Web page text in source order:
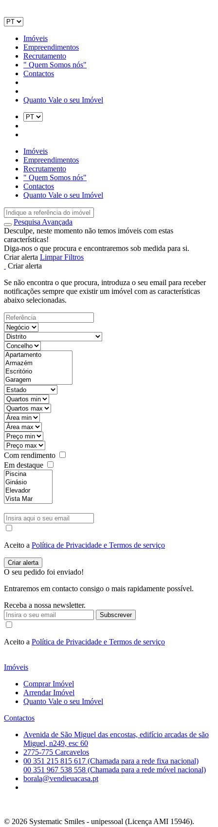
Imóveis
Empreendimentos
Recrutamento
" Quem Somos nós"
Contactos
Quanto Vale o seu Imóvel
Imóveis
Empreendimentos
Recrutamento
" Quem Somos nós"
Contactos
Quanto Vale o seu Imóvel
Pesquisa Avançada
Desculpe, neste momento não temos imóveis com estas
características!
Diga-nos o que procura e encontraremos sob medida para si.
Criar alerta Limpar Filtros
Criar alerta
Se não encontra o que procura, introduza o seu email para receber
notificações sempre que existir um imóvel com as características
abaixo selecionadas.
Com rendimento
Em destaque
Aceito a Política de Privacidade e Termos de serviço
O seu pedido foi enviado!
Entraremos em contacto consigo o mais rapidamente possível.
Receba a nossa newsletter.
Subscrever
Aceito a Política de Privacidade e Termos de serviço
Imóveis
Comprar Imóvel
Arrendar Imóvel
Quanto Vale o seu Imóvel
Contactos
Avenida de São Miguel das encostas, edifício arcadas de são
Miguel, n249, esc 60
2775-775 Carcavelos
00 351 215 815 617 (Chamada para a rede fixa nacional)
00 351 967 538 558 (Chamada para a rede móvel nacional)
borala@vendieuacasa.pt
© 2026 Systematic Smiles - unipessoal (Licença AMI 15946).